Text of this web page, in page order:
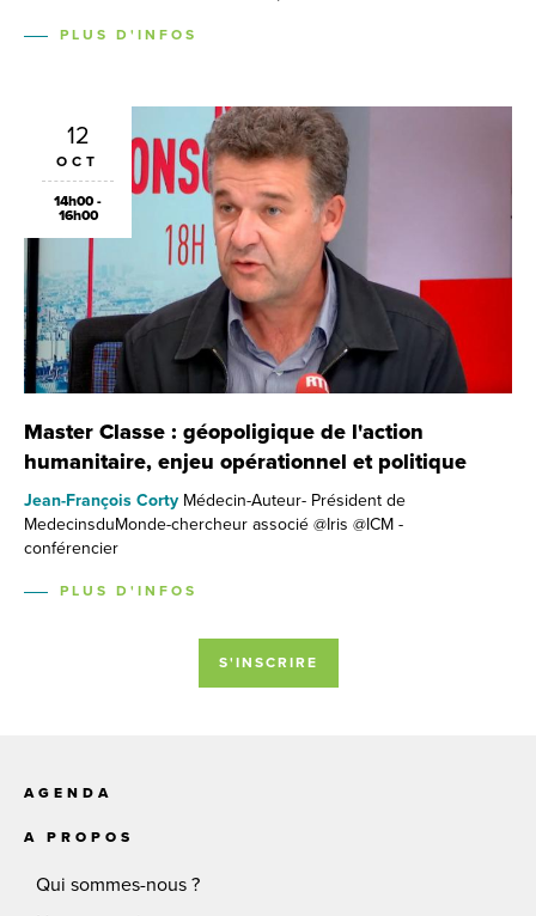
PLUS D'INFOS
12
OCT
14h00 -
16h00
Master Classe : géopoligique de l'action
humanitaire, enjeu opérationnel et politique
Jean-François Corty Médecin-Auteur- Président de
MedecinsduMonde-chercheur associé @Iris @ICM -
conférencier
PLUS D'INFOS
S'INSCRIRE
AGENDA
A PROPOS
Qui sommes-nous ?